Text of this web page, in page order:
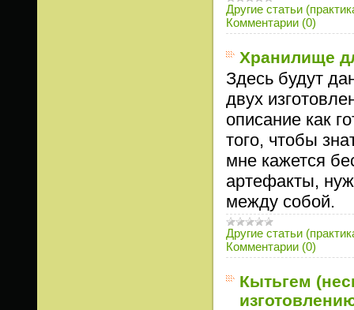
Другие статьи
Комментарии (0)
Хранилище
Здесь будут
двух
описание как
того, чтобы
мне кажется
артефакты,
между собой.
Другие статьи
Комментарии (0)
Кытьгем